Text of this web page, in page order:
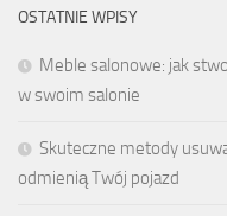
OSTATNIE WPISY
Meble salonowe: jak
w swoim salonie
Skuteczne metody
odmienią Twój pojazd